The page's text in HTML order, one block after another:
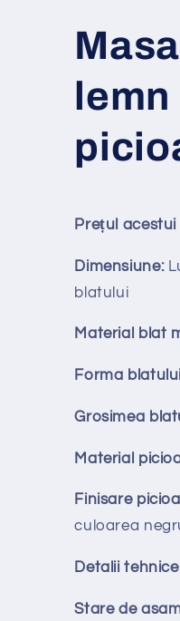
lemn
Prețul
Dimensiune:
blatului
Material blat
Forma
Grosimea
Material
Finisare
culoarea
Detalii tehnice
Stare de